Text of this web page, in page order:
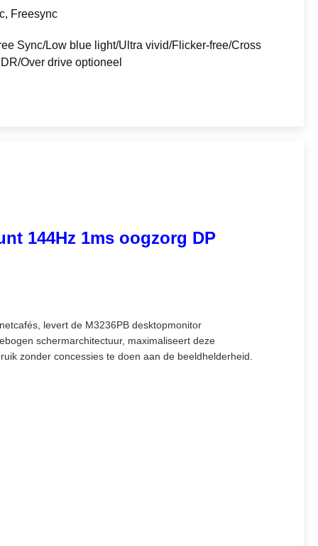
Freesync
Sync/Low blue light/Ultra vivid/Flicker-free/Cross
Over drive optioneel
144Hz 1ms oogzorg DP
levert de M3236PB desktopmonitor
schermarchitectuur, maximaliseert deze
zonder concessies te doen aan de beeldhelderheid.